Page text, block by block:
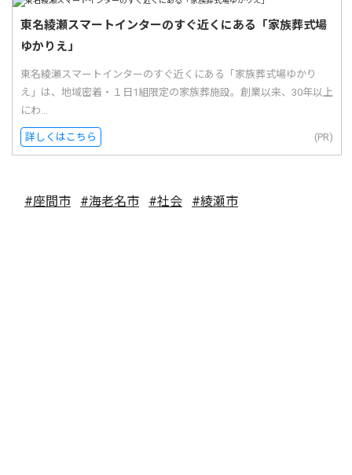
東名綾瀬スマートインターのすぐ近くにある「家族葬式場
ゆかりえ」
東名綾瀬スマートインターのすぐ近くにある「家族葬式場ゆかり
え」は、地域密着・１日1組限定の家族葬施設。創業以来、30年以上
にわ...
詳しくはこちら (PR)
#座間市 #海老名市 #社会 #綾瀬市